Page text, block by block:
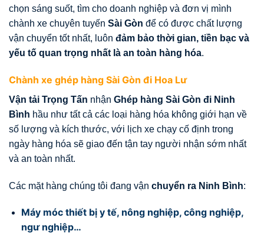
chọn sáng suốt, tìm cho doanh nghiệp và đơn vị mình
chành xe chuyên tuyến Sài Gòn để có được chất lượng
vận chuyển tốt nhất, luôn đảm bảo thời gian, tiền bạc và
yếu tố quan trọng nhất là an toàn hàng hóa.
Chành xe ghép hàng Sài Gòn đi Hoa Lư
Vận tải Trọng Tấn nhận Ghép hàng Sài Gòn đi Ninh
Bình hầu như tất cả các loại hàng hóa không giới hạn về
số lượng và kích thước, với lịch xe chạy cố định trong
ngày hàng hóa sẽ giao đến tận tay người nhận sớm nhất
và an toàn nhất.
Các mặt hàng chúng tôi đang vận chuyển ra Ninh Bình:
Máy móc thiết bị y tế, nông nghiệp, công nghiệp,
ngư nghiệp…